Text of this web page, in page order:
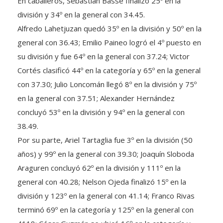
división y 34º en la general con 34.45.
Alfredo Lahetjuzan quedó 35º en la división y 50º en la
general con 36.43; Emilio Paineo logró el 4º puesto en
su división y fue 64º en la general con 37.24; Victor
Cortés clasificó 44º en la categoría y 65º en la general
con 37.30; Julio Loncomán llegó 8º en la división y 75º
en la general con 37.51; Alexander Hernández
concluyó 53º en la división y 94º en la general con
38.49.
Por su parte, Ariel Tartaglia fue 3º en la división (50
años) y 99º en la general con 39.30; Joaquín Sloboda
Araguren concluyó 62º en la división y 111º en la
general con 40.28; Nelson Ojeda finalizó 15º en la
división y 123º en la general con 41.14; Franco Rivas
terminó 69º en la categoría y 125º en la general con
4118; César Guzmán se ubicó 16º en la categoría y